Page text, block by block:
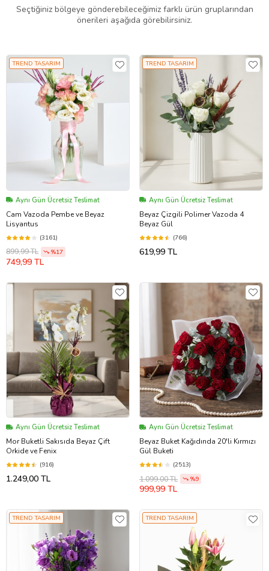
Seçtiğiniz bölgeye gönderebileceğimiz farklı ürün gruplarından
önerileri aşağıda görebilirsiniz.
TREND TASARIM
Aynı Gün Ücretsiz Teslimat
Cam Vazoda Pembe ve Beyaz
Lisyantus
(3161)
899,99 TL %17
749,99 TL
TREND TASARIM
Aynı Gün Ücretsiz Teslimat
Beyaz Çizgili Polimer Vazoda 4
Beyaz Gül
(766)
619,99 TL
Aynı Gün Ücretsiz Teslimat
Mor Buketli Sakısıda Beyaz Çift
Orkide ve Fenix
(916)
1.249,00 TL
Aynı Gün Ücretsiz Teslimat
Beyaz Buket Kağıdında 20'li Kırmızı
Gül Buketi
(2513)
1.099,00 TL %9
999,99 TL
TREND TASARIM TREND TASARIM